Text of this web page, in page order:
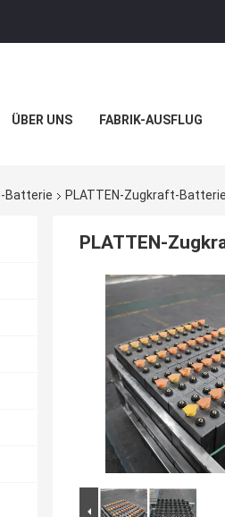
ÜBER UNS FABRIK-AUSFLUG
Batterie PLATTEN-Zugkraft-
PLATTEN-